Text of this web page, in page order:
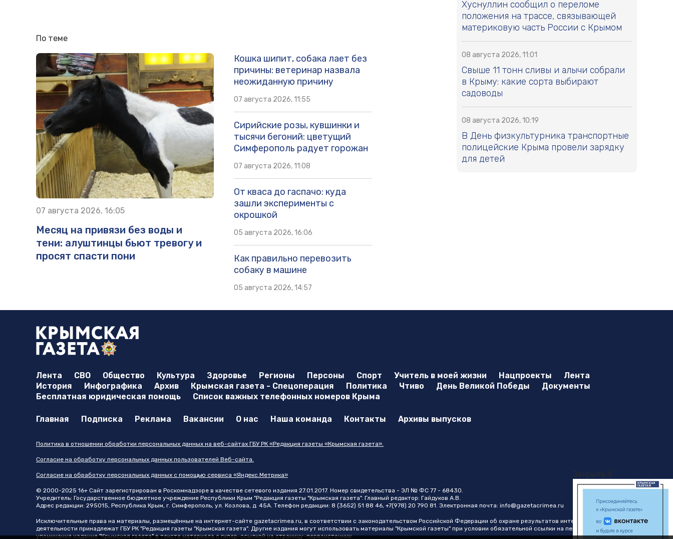
По теме
07 августа 2026, 16:05
Месяц на привязи без воды и
тени: алуштинцы бьют тревогу и
просят спасти пони
Кошка шипит, собака лает без
причины: ветеринар назвала
неожиданную причину
07 августа 2026, 11:55
Сирийские розы, кувшинки и
тысячи бегоний: цветущий
Симферополь радует горожан
07 августа 2026, 11:08
От кваса до гаспачо: куда
зашли эксперименты с
окрошкой
05 августа 2026, 16:06
Как правильно перевозить
собаку в машине
05 августа 2026, 14:57
Хуснуллин сообщил о переломе
положения на трассе, связывающей
материковую часть России с Крымом
08 августа 2026, 11:01
Свыше 11 тонн сливы и алычи собрали
в Крыму: какие сорта выбирают
садоводы
08 августа 2026, 10:19
В День физкультурника транспортные
полицейские Крыма провели зарядку
для детей
Закрыть X
Лента СВО Общество Культура Здоровье Регионы Персоны Спорт Учитель в моей жизни Нацпроекты
Лента
История
Инфографика Архив Крымская газета - Спецоперация Политика Чтиво День Великой Победы
Документы
Бесплатная юридическая помощь
Список важных телефонных номеров Крыма
Главная Подписка Реклама Вакансии О нас Наша команда Контакты Архивы выпусков
Политика в отношении обработки персональных данных на веб-сайтах ГБУ РК «Редакция газеты «Крымская газета».
Согласие на обработку персональных данных пользователей Веб-сайта.
Согласие на обработку персональных данных с помощью сервиса «Яндекс.Метрика»
© 2000-2025 16+ Сайт зарегистрирован в Роскомнадзоре в качестве сетевого издания 27.01.2017. Номер свидетельства - ЭЛ № ФС 77 - 68430.
Учредитель: Государственное бюджетное учреждение Республики Крым "Редакция газеты "Крымская газета". Главный редактор: Гайдуков А.В.
Адрес редакции: 295015, Республика Крым, г. Симферополь, ул. Козлова, д. 45А. Телефон редакции: 8 (3652) 51 88 46, +7(978) 20 790 81. Электронная почта: info@gazetacrimea.ru
Исключительные права на материалы, размещённые на интернет-сайте gazetacrimea.ru, в соответствии с законодательством Российской Федерации об охране результатов интеллектуальной
деятельности принадлежат ГБУ РК "Редакция газеты "Крымская газета". Другие издания могут использовать материалы "Крымской газеты" при условии обязательной ссылки на первоисточник в виде
упоминания издания "Крымская газета" в тексте материала с гипер-ссылкой на страницу-первоисточник